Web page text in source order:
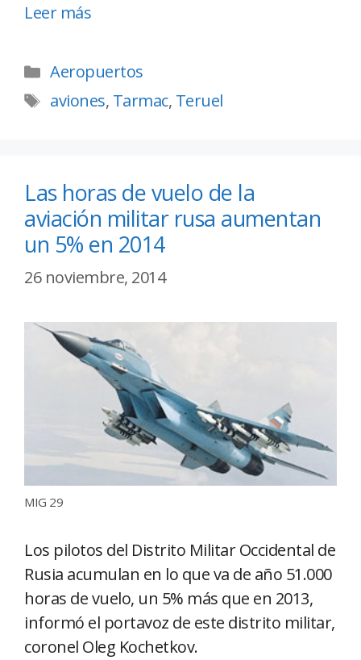
Leer más
Aeropuertos
aviones, Tarmac, Teruel
Las horas de vuelo de la
aviación militar rusa aumentan
un 5% en 2014
26 noviembre, 2014
MIG 29
Los pilotos del Distrito Militar Occidental de
Rusia acumulan en lo que va de año 51.000
horas de vuelo, un 5% más que en 2013,
informó el portavoz de este distrito militar,
coronel Oleg Kochetkov.